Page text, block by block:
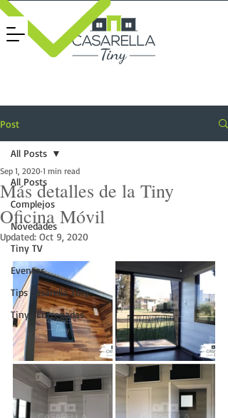
Post
All Posts
Complejos
Novedades
Tiny TV
Eventos
Tips Casarella Tiny
Tinys Entregadas
All Posts
Más detalles de la Tiny
Oficina Móvil
Sep 1, 2020 1 min read
Updated: Oct 9, 2020